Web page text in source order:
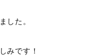
した。
みです！